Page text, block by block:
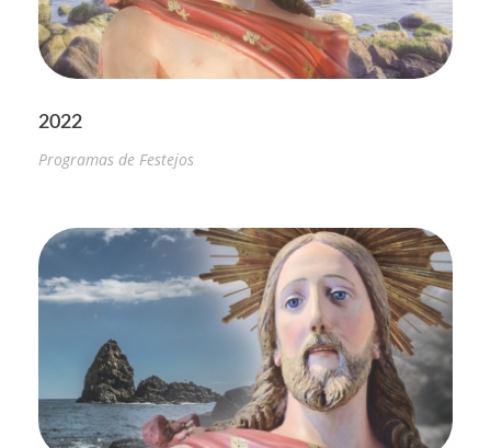
2022
Programas de Festejos